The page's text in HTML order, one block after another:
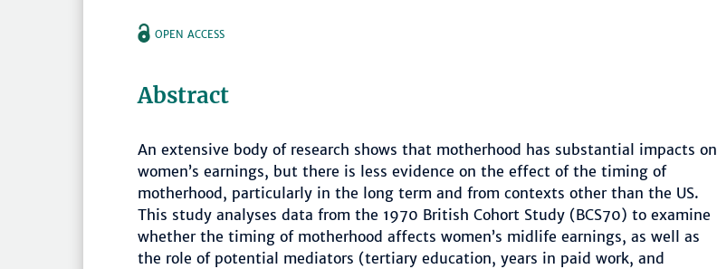
OPEN ACCESS
Abstract
An extensive body of research shows that motherhood has substantial impacts on
women’s earnings, but there is less evidence on the effect of the timing of
motherhood, particularly in the long term and from contexts other than the US.
This study analyses data from the 1970 British Cohort Study (BCS70) to examine
whether the timing of motherhood affects women’s midlife earnings, as well as
the role of potential mediators (tertiary education, years in paid work, and